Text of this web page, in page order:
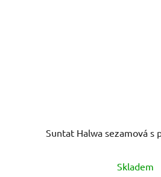
Suntat Halwa sezamová s
Skladem